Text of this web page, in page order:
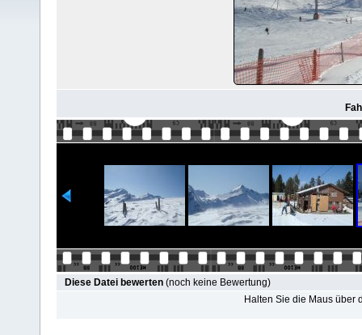
Diese Datei bewerten (noch keine Bewertung)
Halten Sie die Maus über